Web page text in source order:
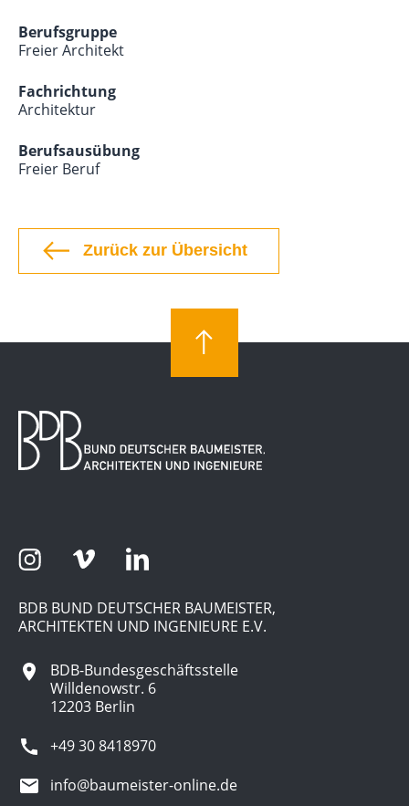
Berufsgruppe
Freier Architekt
Fachrichtung
Architektur
Berufsausübung
Freier Beruf
Zurück zur Übersicht
BDB BUND DEUTSCHER BAUMEISTER,
ARCHITEKTEN UND INGENIEURE E.V.
BDB-Bundesgeschäftsstelle
Willdenowstr. 6
12203 Berlin
+49 30 8418970
info@baumeister-online.de